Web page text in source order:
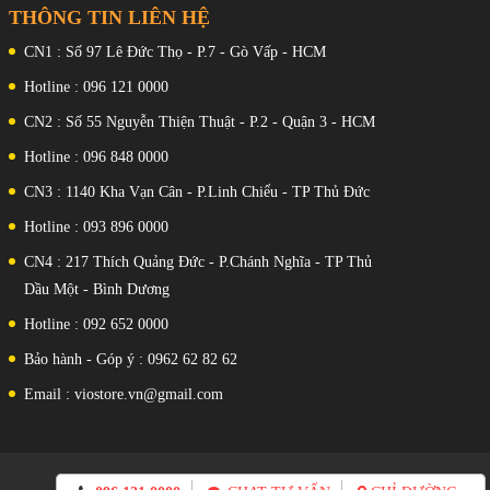
(rộng), 1/4.0", 1.12µm ; HDR tự
động ; 1080p@30 khung hình/giây
Chipset : Qualcomm SM7250
Snapdragon 765G 5G (7nm)
CPU : Octa-core (1x2,4 GHz Kryo
475 Prime & 1x2,2 GHz Kryo 475
Vàng & 6x1,8 GHz Kryo 475 Bạc)
GPU: Adreno 620
RAM: 8 GB
SIM : Nano-SIM và eSIM
tháo rời - Sạc Có dây 18W, không dây
THÔNG TIN LIÊN HỆ
CN1 : Số 97 Lê Đức Thọ - P.7 - Gò Vấp - HCM
Hotline : 096 121 0000
CN2 : Số 55 Nguyễn Thiện Thuật - P.2 - Quận 3 - HCM
Hotline : 096 848 0000
CN3 : 1140 Kha Vạn Cân - P.Linh Chiểu - TP Thủ Đức
Hotline : 093 896 0000
CN4 : 217 Thích Quảng Đức - P.Chánh Nghĩa - TP Thủ
Dầu Một - Bình Dương
Hotline : 092 652 0000
Bảo hành - Góp ý : 0962 62 82 62
Email : viostore.vn@gmail.com